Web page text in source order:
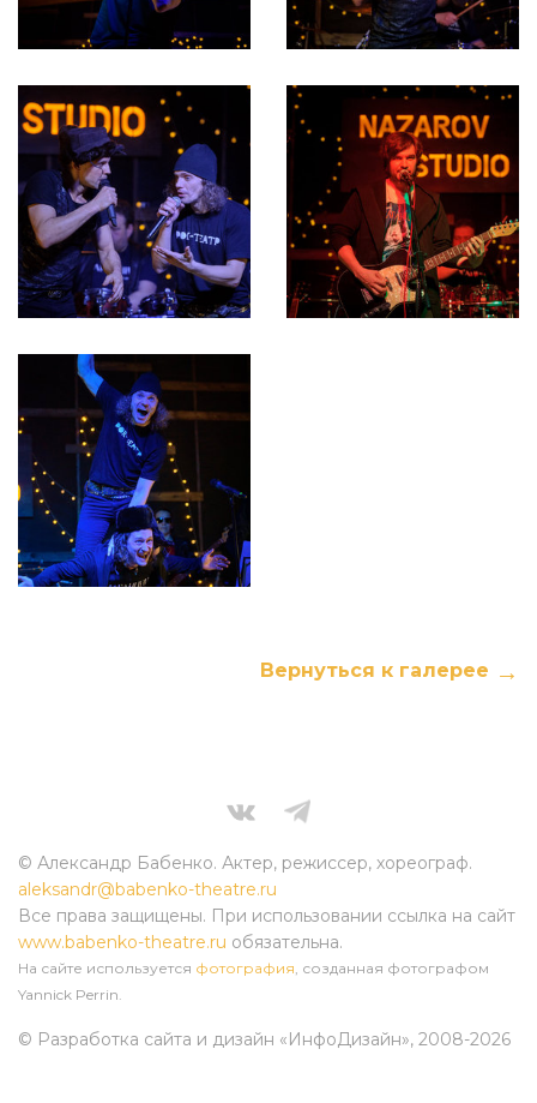
Вернуться к галерее
© Александр Бабенко. Актер, режиссер, хореограф.
aleksandr@babenko-theatre.ru
Все права защищены. При использовании ссылка на сайт
www.babenko-theatre.ru обязательна.
На сайте используется фотография , созданная фотографом
Yannick Perrin.
© Разработка сайта и дизайн «ИнфоДизайн», 2008-2026